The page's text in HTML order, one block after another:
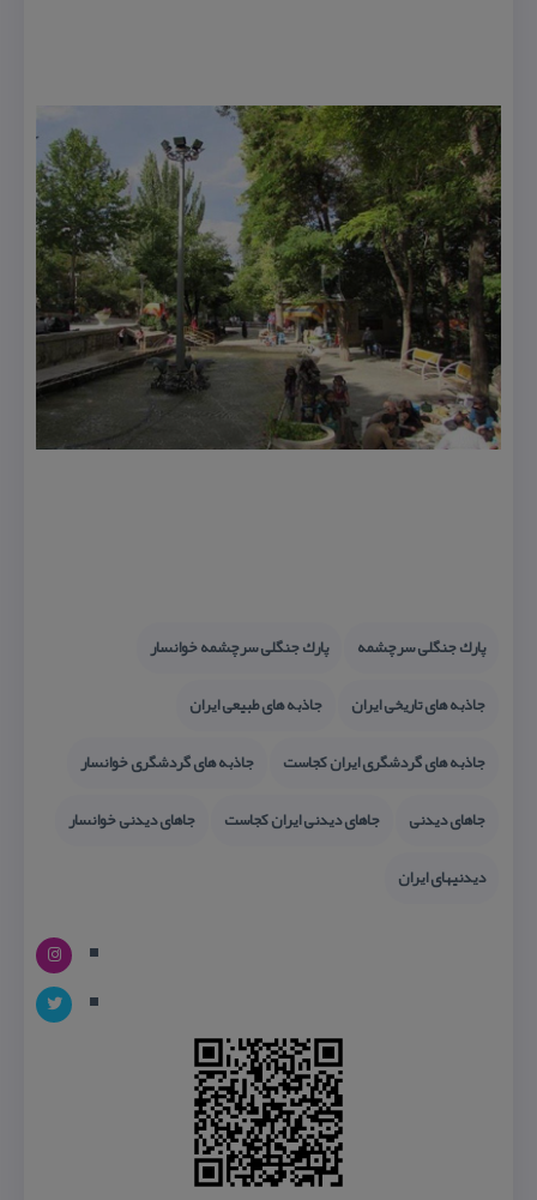
پارك جنگلی سرچشمه
پارك جنگلی سرچشمه خوانسار
جاذبه های تاریخی ایران
جاذبه های طبیعی ایران
جاذبه های گردشگری ایران كجاست
جاذبه های گردشگری خوانسار
جاهای دیدنی
جاهای دیدنی ایران كجاست
جاهای دیدنی خوانسار
دیدنیهای ایران